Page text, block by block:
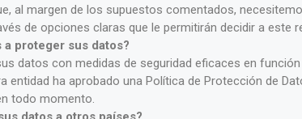
al margen de los supuestos comentados,
de opciones claras que le permitirán decidir a este
a proteger sus datos?
datos con medidas de seguridad eficaces en
entidad ha aprobado una Política de Protección de
todo momento.